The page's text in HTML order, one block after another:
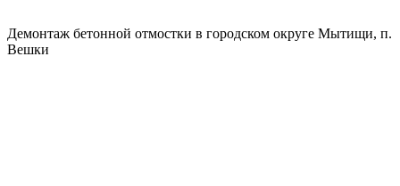
Демонтаж бетонной отмостки в городском округе Мытищи, п.
Вешки